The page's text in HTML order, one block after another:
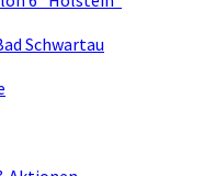
Schwartau